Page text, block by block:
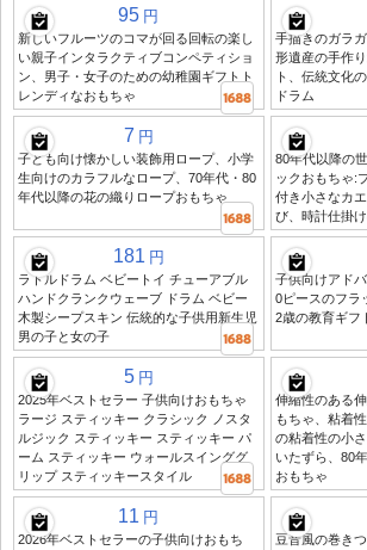
95 円
新しいフルーツのコマが回る回転の楽し
い親子インタラクティブコンペティショ
ン、男子・女子のための幼稚園ギフトト
レンディなおもちゃ
手描きのガラ
形遺産の手作
ト、伝統文化
ドラム
7 円
子ども向け懐かしい装飾用ロープ、小学
生向けのカラフルなロープ、70年代・80
年代以降の花の織りロープおもちゃ
80年代以降の
ックおもちゃ:
付き小さなカ
び、時計仕掛
181 円
ラトルドラム ベビートイ チューアブル
ハンドクランクウェーブ ドラム ベビー
木製シープスキン 伝統的な子供用新生児
男の子と女の子
子供向けアド
0ピースのフラ
2歳の教育ギフ
5 円
2025年ベストセラー 子供向けおもちゃ
ラージ スティッキー クラシック ノスタ
ルジック スティッキー スティッキー パ
ーム スティッキー ウォールスインググ
リップ スティッキースタイル
伸縮性のある
もちゃ、粘着
の粘着性の小
いたずら、80
おもちゃ
11 円
2026年ベストセラーの子供向けおもち
豆音風の巻き